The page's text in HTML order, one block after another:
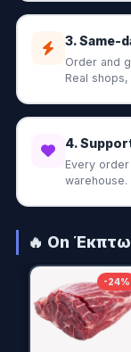
3. Same-
Order and
Real
4.
Every
warehouse.
🔥 On
-24%